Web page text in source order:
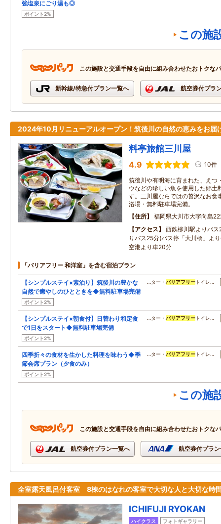
強塩泉にごり湯も◎
ポイント2%
この施
この施設と交通手段を自由に組み合わせたおトクな
新幹線/特急付プラン一覧へ 航空券付プラ
2024年10月リニューアルオープン！筑後川の自然の恵みをお届
料亭旅館三川屋
4.9 10件
筑後川や有明海に育まれた、えつ
ウなどの珍しい魚を使用した郷土
す。三川屋ならではの贅沢なお食
浴場・無料駐車場完備。
住所
福岡県大川市大字向島
アクセス
西鉄柳川駅よりバ
りバス25分(バス停「大川橋」よ
空港より車20分
「バリアフリー 和洋室」を含む宿泊プラン
【シンプルステイ×素泊り】筑後川の豊かな
自然で癒やしのひとときを◆無料駐車場完備
ポイント2%
…ター・ バリアフリー トイレ…
【シンプルステイ×朝食付】日替わり和定食
で1日をスタート◆無料駐車場完備
ポイント2%
…ター・ バリアフリー トイレ…
四季折々の食材を生かした料理を味わう◆季
節会席プラン（夕食のみ）
ポイント2%
…ター・ バリアフリー トイレ…
この施
この施設と交通手段を自由に組み合わせたおトクな
航空券付プラン一覧へ 航空券付プラ
全室露天風呂付客室 8棟のはなれの客室で大切な人と大切な時
ICHIFUJI RYOKAN
ハイクラス フォトギャラリー